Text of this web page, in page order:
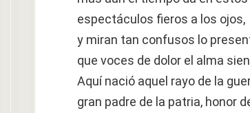
espectáculos fieros a los ojos,
y miran tan confusos lo
que voces de dolor el alma
Aquí nació aquel rayo de la
gran padre de la patria, honor